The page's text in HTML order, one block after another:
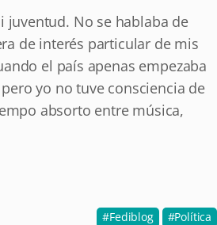
No se hablaba de
de interés particular de mis
el país apenas empezaba
yo no tuve consciencia de
absorto entre música,
Fediblog Política